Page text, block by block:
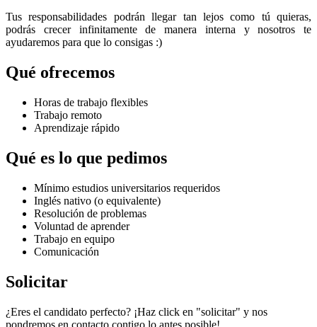
Tus responsabilidades podrán llegar tan lejos como tú quieras,
podrás crecer infinitamente de manera interna y nosotros te
ayudaremos para que lo consigas :)
Qué ofrecemos
Horas de trabajo flexibles
Trabajo remoto
Aprendizaje rápido
Qué es lo que pedimos
Mínimo estudios universitarios requeridos
Inglés nativo (o equivalente)
Resolución de problemas
Voluntad de aprender
Trabajo en equipo
Comunicación
Solicitar
¿Eres el candidato perfecto? ¡Haz click en "solicitar" y nos
pondremos en contacto contigo lo antes posible!